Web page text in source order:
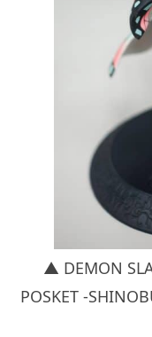
▲ DEMON
POSKET -